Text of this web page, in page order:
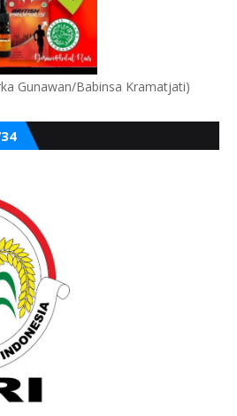
Gunawan/Babinsa Kramatjati)